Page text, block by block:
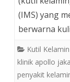
(IMS) yang
berwarna
Kutil Kelamin
klinik apollo
penyakit